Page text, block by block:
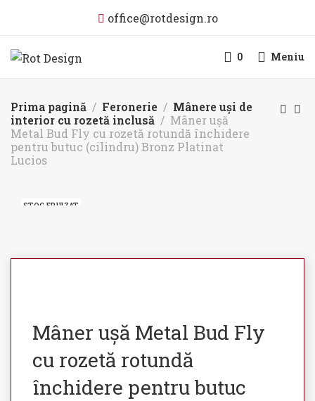
office@rotdesign.ro
0 Meniu
Prima pagină Feronerie
Mânere uși de
interior cu rozetă inclusă
Mâner ușă
Metal Bud Fly cu rozetă rotundă închidere
pentru butuc (cilindru) Bronz Platinat
Lucios
STOC EPUIZAT
Mâner ușă Metal Bud Fly
cu rozetă rotundă
închidere pentru butuc